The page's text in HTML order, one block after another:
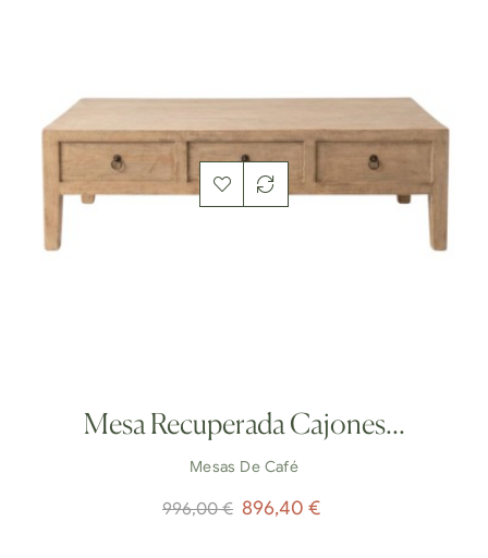
Mesa Recuperada Cajones...
Mesas De Café
Precio
996,00 € Precio
896,40 €